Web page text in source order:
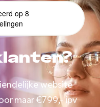
op 8
website
maar €799,- ipv